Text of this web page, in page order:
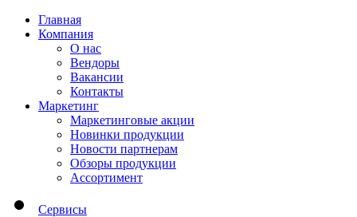
Главная
Компания
О нас
Вендоры
Вакансии
Контакты
Маркетинг
Маркетинговые акции
Новинки продукции
Новости партнерам
Обзоры продукции
Ассортимент
Сервисы